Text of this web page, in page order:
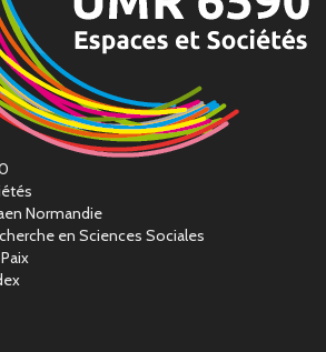
Normandie
en Sciences Sociales